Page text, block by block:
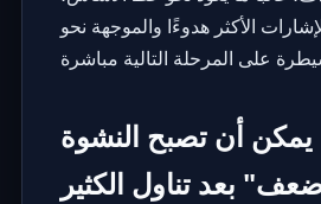
الأكثر هدوءًا والموجهة نحو
يمكن أن تصبح النشوة
بعد تناول الكثير